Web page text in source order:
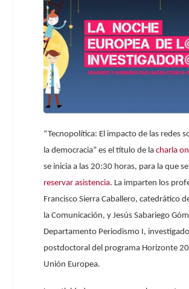
“Tecnopolítica: El impacto de las redes
la democracia” es el título de lacharla
se inicia a las 20:30 horas, para la que
reservar asistencia. La imparten los
Francisco Sierra Caballero, catedrático
la Comunicación, y Jesús Sabariego
Departamento Periodismo I,
postdoctoral del programa Horizonte
Unión Europea.